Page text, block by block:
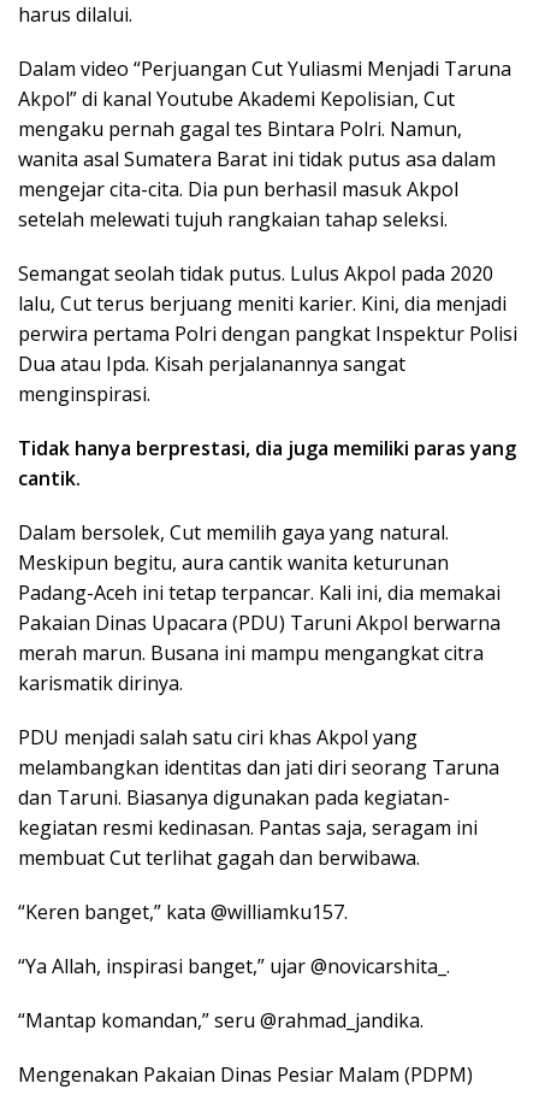
harus dilalui.
Dalam video “Perjuangan Cut Yuliasmi Menjadi Taruna
Akpol” di kanal Youtube Akademi Kepolisian, Cut
mengaku pernah gagal tes Bintara Polri. Namun,
wanita asal Sumatera Barat ini tidak putus asa dalam
mengejar cita-cita. Dia pun berhasil masuk Akpol
setelah melewati tujuh rangkaian tahap seleksi.
Semangat seolah tidak putus. Lulus Akpol pada 2020
lalu, Cut terus berjuang meniti karier. Kini, dia menjadi
perwira pertama Polri dengan pangkat Inspektur Polisi
Dua atau Ipda. Kisah perjalanannya sangat
menginspirasi.
Tidak hanya berprestasi, dia juga memiliki paras yang
cantik.
Dalam bersolek, Cut memilih gaya yang natural.
Meskipun begitu, aura cantik wanita keturunan
Padang-Aceh ini tetap terpancar. Kali ini, dia memakai
Pakaian Dinas Upacara (PDU) Taruni Akpol berwarna
merah marun. Busana ini mampu mengangkat citra
karismatik dirinya.
PDU menjadi salah satu ciri khas Akpol yang
melambangkan identitas dan jati diri seorang Taruna
dan Taruni. Biasanya digunakan pada kegiatan-
kegiatan resmi kedinasan. Pantas saja, seragam ini
membuat Cut terlihat gagah dan berwibawa.
“Keren banget,” kata @williamku157.
“Ya Allah, inspirasi banget,” ujar @novicarshita_.
“Mantap komandan,” seru @rahmad_jandika.
Mengenakan Pakaian Dinas Pesiar Malam (PDPM)